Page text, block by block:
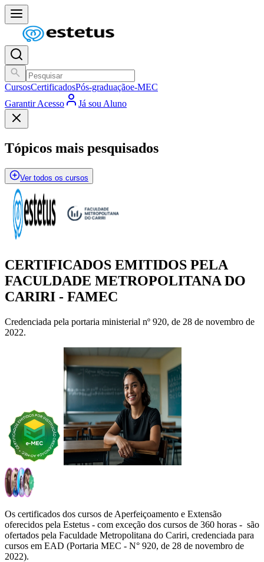
CursosCertificadosPós-graduaçãoe-MEC
Garantir Acesso
Já sou Aluno
Tópicos mais pesquisados
Ver todos os cursos
CERTIFICADOS EMITIDOS PELA
FACULDADE METROPOLITANA DO
CARIRI - FAMEC
Credenciada pela portaria ministerial nº 920, de 28 de novembro de
2022.
Os certificados dos cursos de Aperfeiçoamento e Extensão
oferecidos pela Estetus - com exceção dos cursos de 360 horas - são
ofertados pela Faculdade Metropolitana do Cariri, credenciada para
cursos em EAD (Portaria MEC - N° 920, de 28 de novembro de
2022).